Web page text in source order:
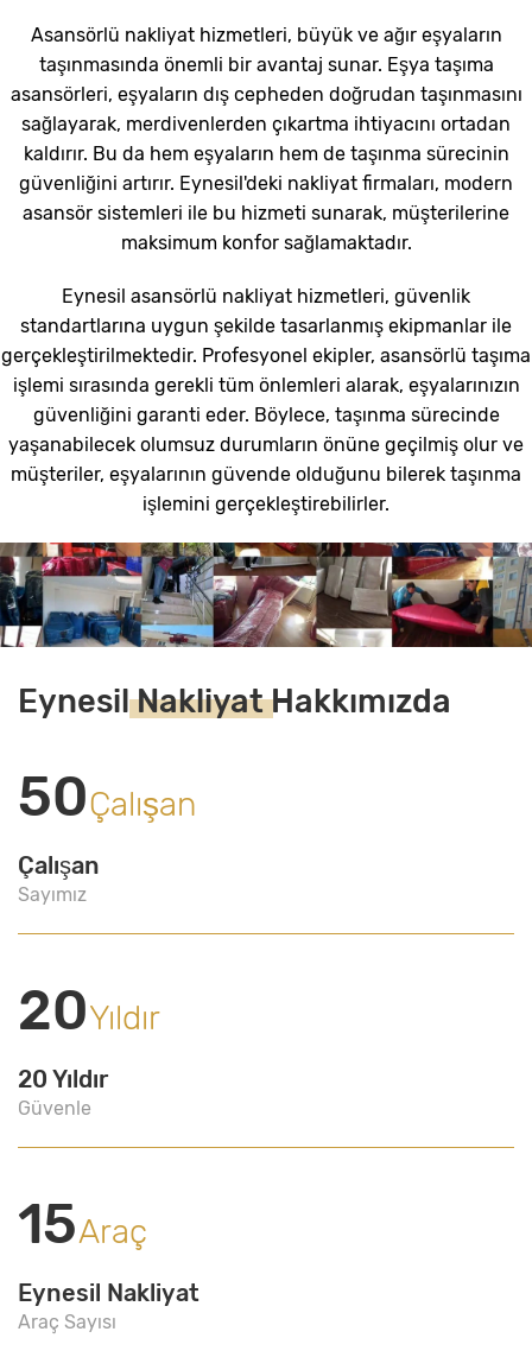
Asansörlü nakliyat hizmetleri, büyük ve ağır eşyaların
taşınmasında önemli bir avantaj sunar. Eşya taşıma
asansörleri, eşyaların dış cepheden doğrudan taşınmasını
sağlayarak, merdivenlerden çıkartma ihtiyacını ortadan
kaldırır. Bu da hem eşyaların hem de taşınma sürecinin
güvenliğini artırır. Eynesil'deki nakliyat firmaları, modern
asansör sistemleri ile bu hizmeti sunarak, müşterilerine
maksimum konfor sağlamaktadır.
Eynesil asansörlü nakliyat hizmetleri, güvenlik
standartlarına uygun şekilde tasarlanmış ekipmanlar ile
gerçekleştirilmektedir. Profesyonel ekipler, asansörlü taşıma
işlemi sırasında gerekli tüm önlemleri alarak, eşyalarınızın
güvenliğini garanti eder. Böylece, taşınma sürecinde
yaşanabilecek olumsuz durumların önüne geçilmiş olur ve
müşteriler, eşyalarının güvende olduğunu bilerek taşınma
işlemini gerçekleştirebilirler.
EynesilNakliyatHakkımızda
50Çalışan
Çalışan
Sayımız
20Yıldır
20 Yıldır
Güvenle
15Araç
Eynesil Nakliyat
Araç Sayısı